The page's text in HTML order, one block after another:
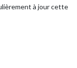
à jour cette